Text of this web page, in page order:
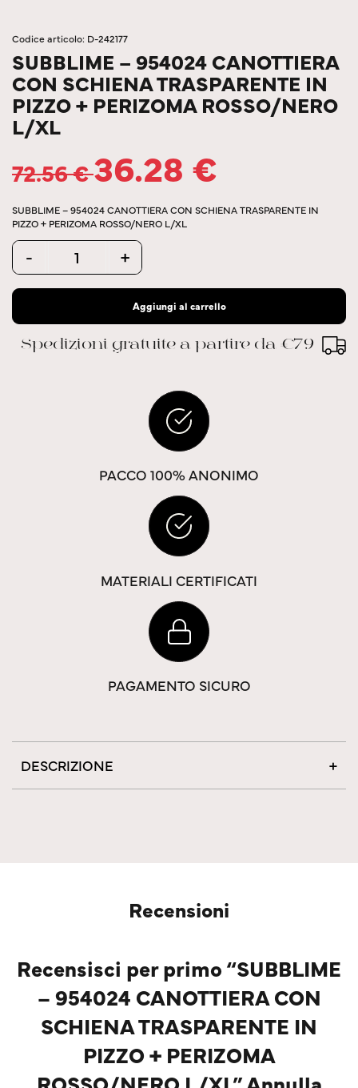
Codice articolo: D-242177
SUBBLIME – 954024 CANOTTIERA
CON SCHIENA TRASPARENTE IN
PIZZO + PERIZOMA ROSSO/NERO
L/XL
72.56€36.28 €
SUBBLIME – 954024 CANOTTIERA CON SCHIENA TRASPARENTE IN
PIZZO + PERIZOMA ROSSO/NERO L/XL
Quantity
- +
Aggiungi al carrello
Spedizioni gratuite a partire da €79
PACCO 100% ANONIMO
MATERIALI CERTIFICATI
PAGAMENTO SICURO
DESCRIZIONE
Recensioni
Recensisci per primo “SUBBLIME
– 954024 CANOTTIERA CON
SCHIENA TRASPARENTE IN
PIZZO + PERIZOMA